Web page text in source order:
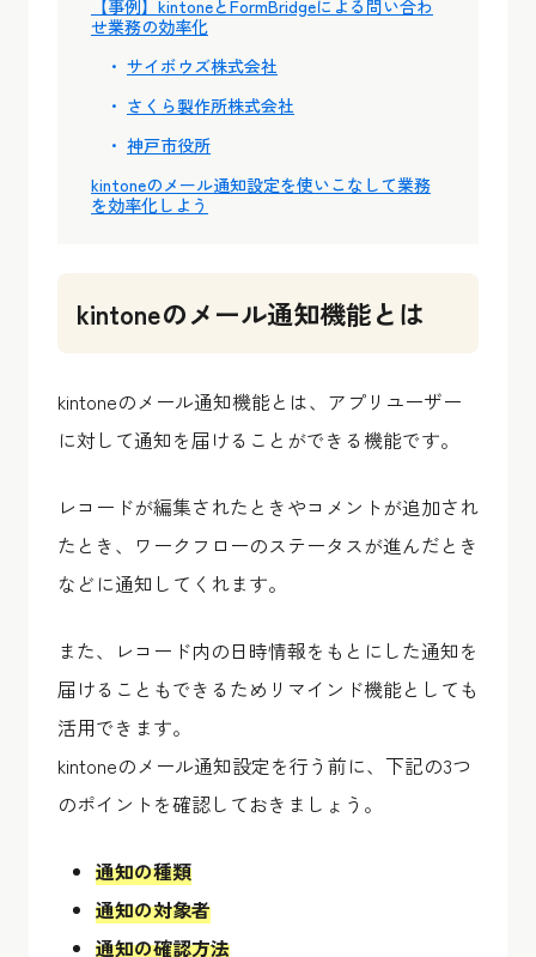
【事例】kintoneとFormBridgeによる問い合わ
せ業務の効率化
サイボウズ株式会社
さくら製作所株式会社
神戸市役所
kintoneのメール通知設定を使いこなして業務
を効率化しよう
kintoneのメール通知機能とは
kintoneのメール通知機能とは、アプリユーザー
に対して通知を届けることができる機能です。
レコードが編集されたときやコメントが追加され
たとき、ワークフローのステータスが進んだとき
などに通知してくれます。
また、レコード内の日時情報をもとにした通知を
届けることもできるためリマインド機能としても
活用できます。
kintoneのメール通知設定を行う前に、下記の3つ
のポイントを確認しておきましょう。
通知の種類
通知の対象者
通知の確認方法